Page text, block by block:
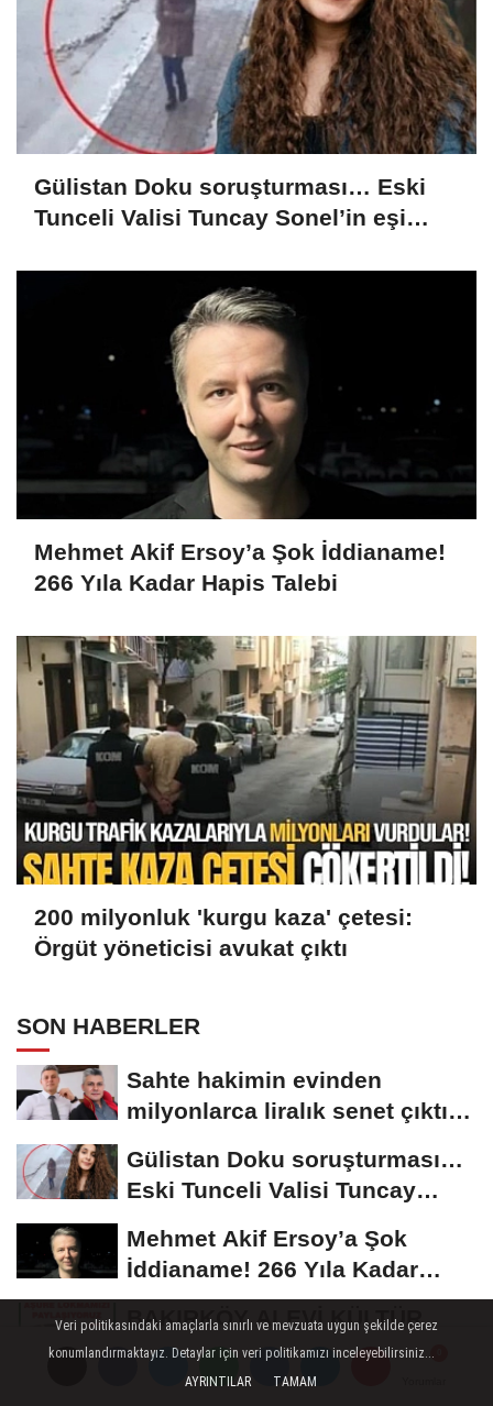
Gülistan Doku soruşturması… Eski
Tunceli Valisi Tuncay Sonel’in eşi
Mehmet Akif Ersoy’a Şok İddianame!
266 Yıla Kadar Hapis Talebi
200 milyonluk 'kurgu kaza' çetesi:
Örgüt yöneticisi avukat çıktı
SON HABERLER
Sahte hakimin evinden
milyonlarca liralık senet çıktı:
Gülistan Doku soruşturması…
Eski Tunceli Valisi Tuncay
Mehmet Akif Ersoy’a Şok
İddianame! 266 Yıla Kadar
Hapis Talebi
BAKIRKÖY ALEVİ KÜLTÜR
DERNEĞİ 12/07/2026
TARİHİNDE AŞURE
Veri politikasındaki amaçlarla sınırlı ve mevzuata uygun şekilde çerez
konumlandırmaktayız. Detaylar için veri politikamızı inceleyebilirsiniz...
AYRINTILAR
TAMAM